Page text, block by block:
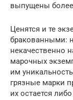
выпущены более
Ценятся и те
бракованными:
некачественно
марочных
им
грязные марки
их остается